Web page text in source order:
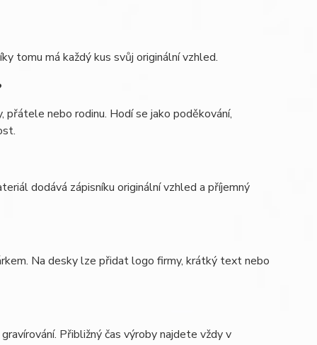
tomu má každý kus svůj originální vzhled.
nebo rodinu. Hodí se jako poděkování,
dodává zápisníku originální vzhled a příjemný
Na desky lze přidat logo firmy, krátký text nebo
Přibližný čas výroby najdete vždy v